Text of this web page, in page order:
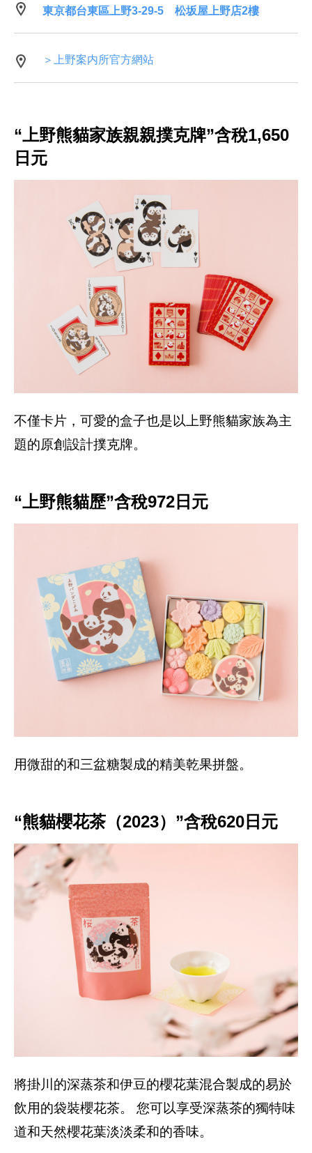
東京都台東區上野3-29-5 松坂屋上野店2樓
＞上野案内所官方網站
“上野熊貓家族親親撲克牌”含稅1,650
日元
不僅卡片，可愛的盒子也是以上野熊貓家族為主
題的原創設計撲克牌。
“上野熊貓歷”含稅972日元
用微甜的和三盆糖製成的精美乾果拼盤。
“熊貓櫻花茶（2023）”含稅620日元
將掛川的深蒸茶和伊豆的櫻花葉混合製成的易於
飲用的袋裝櫻花茶。 您可以享受深蒸茶的獨特味
道和天然櫻花葉淡淡柔和的香味。